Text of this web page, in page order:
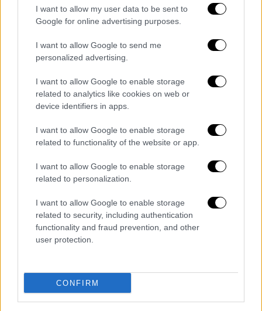
I want to allow my user data to be sent to
Google for online advertising purposes.
I want to allow Google to send me
personalized advertising.
I want to allow Google to enable storage
related to analytics like cookies on web or
device identifiers in apps.
I want to allow Google to enable storage
related to functionality of the website or app.
I want to allow Google to enable storage
related to personalization.
I want to allow Google to enable storage
related to security, including authentication
functionality and fraud prevention, and other
user protection.
CONFIRM
πορτρέτο του Μίκη, στην είσοδο του
Μουσείου Μίκη Θεοδωράκη Ζάτουνας μαζί